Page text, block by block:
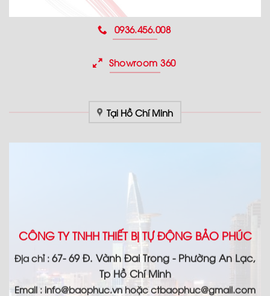
0936.456.008
Showroom 360
Tại Hồ Chí Minh
CÔNG TY TNHH THIẾT BỊ TỰ ĐỘNG BẢO PHÚC
Địa chỉ : 67- 69 Đ. Vành Đai Trong - Phường An Lạc,
Tp Hồ Chí Minh
Email : info@baophuc.vn hoặc ctbaophuc@gmail.com